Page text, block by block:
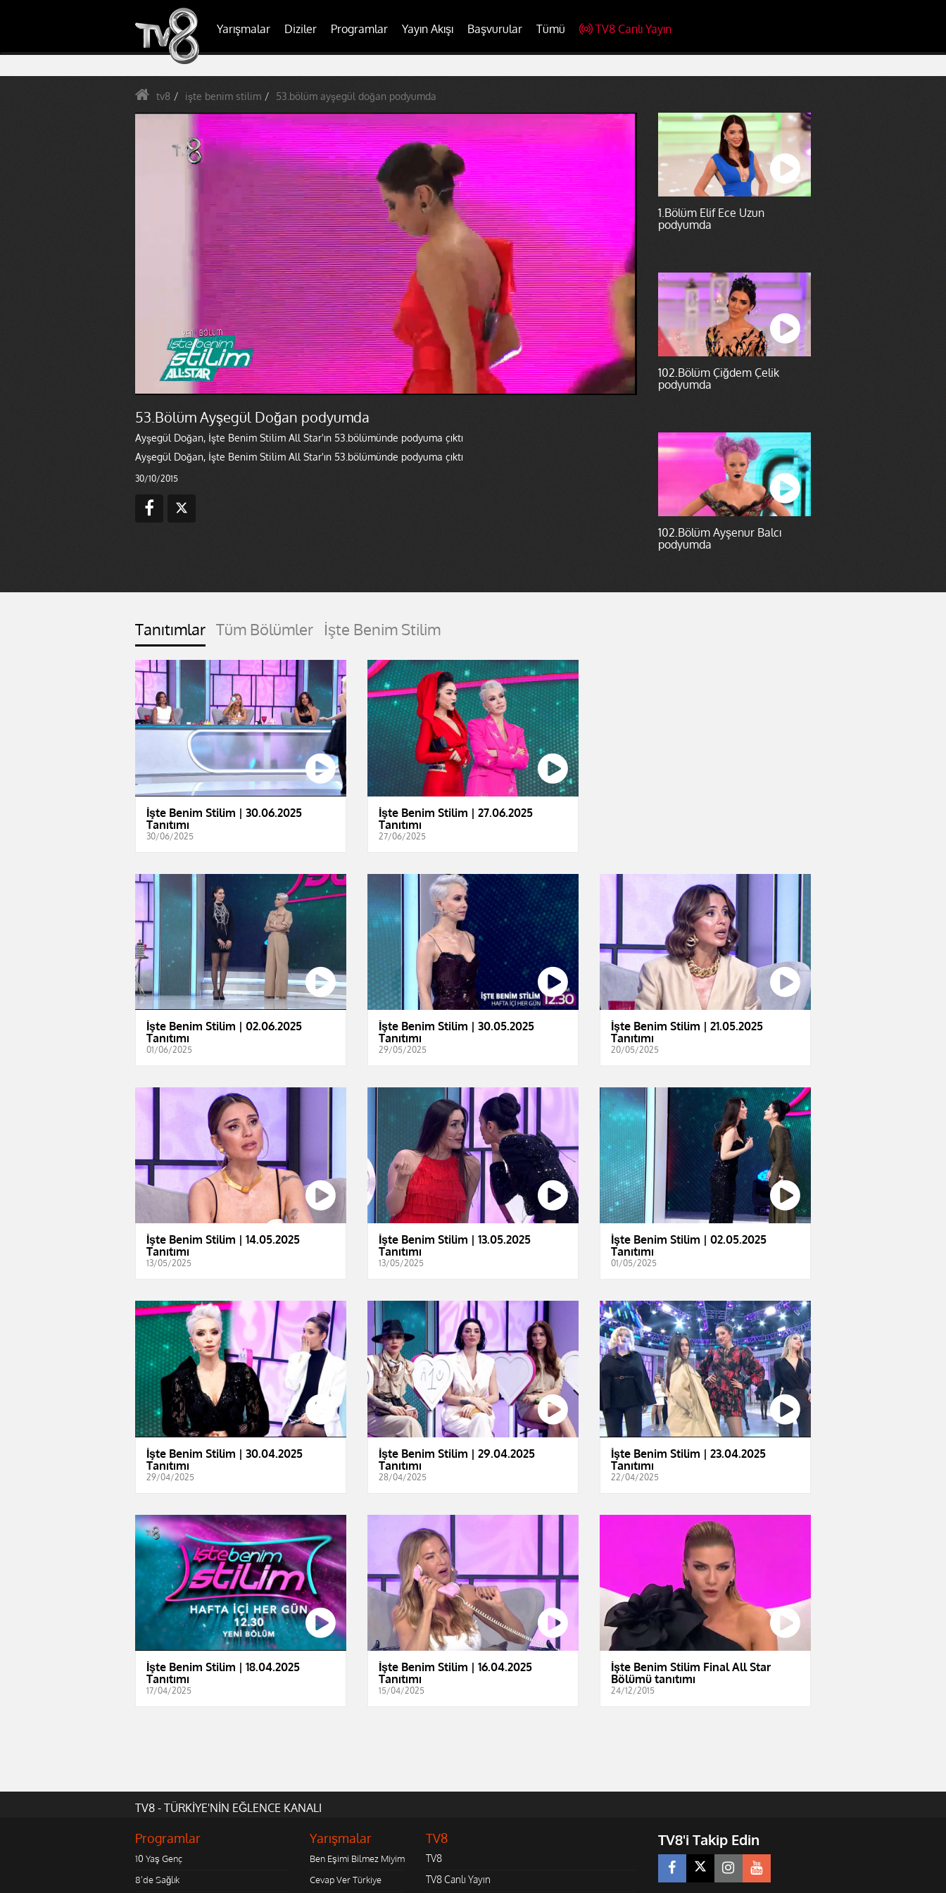
Yarışmalar Diziler Programlar Yayın Akışı Başvurular Tümü TV8 Canlı Yayın
tv8 işte benim stilim 53.bölüm ayşegül doğan podyumda
53.Bölüm Ayşegül Doğan podyumda
Ayşegül Doğan, İşte Benim Stilim All Star'ın 53.bölümünde podyuma çıktı
Ayşegül Doğan, İşte Benim Stilim All Star'ın 53.bölümünde podyuma çıktı
30/10/2015
1.Bölüm Elif Ece Uzun
podyumda
102.Bölüm Çiğdem Çelik
podyumda
102.Bölüm Ayşenur Balcı
podyumda
Tanıtımlar Tüm Bölümler İşte Benim Stilim
İşte Benim Stilim | 30.06.2025
Tanıtımı
30/06/2025
İşte Benim Stilim | 27.06.2025
Tanıtımı
27/06/2025
İşte Benim Stilim | 02.06.2025
Tanıtımı
01/06/2025
İşte Benim Stilim | 30.05.2025
Tanıtımı
29/05/2025
İşte Benim Stilim | 21.05.2025
Tanıtımı
20/05/2025
İşte Benim Stilim | 14.05.2025
Tanıtımı
13/05/2025
İşte Benim Stilim | 13.05.2025
Tanıtımı
13/05/2025
İşte Benim Stilim | 02.05.2025
Tanıtımı
01/05/2025
İşte Benim Stilim | 30.04.2025
Tanıtımı
29/04/2025
İşte Benim Stilim | 29.04.2025
Tanıtımı
28/04/2025
İşte Benim Stilim | 23.04.2025
Tanıtımı
22/04/2025
İşte Benim Stilim | 18.04.2025
Tanıtımı
17/04/2025
İşte Benim Stilim | 16.04.2025
Tanıtımı
15/04/2025
İşte Benim Stilim Final All Star
Bölümü tanıtımı
24/12/2015
TV8 - TÜRKİYE'NİN EĞLENCE KANALI
Programlar
10 Yaş Genç
8'de Sağlık
Yarışmalar
Ben Eşimi Bilmez Miyim
Cevap Ver Türkiye
TV8
TV8
TV8 Canlı Yayın
TV8'i Takip Edin